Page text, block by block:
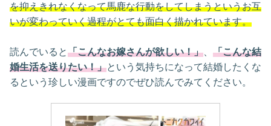
を抑えきれなくなって馬鹿な行動をしてしまうというお互
いが変わっていく過程がとても面白く描かれています。
読んでいると「こんなお嫁さんが欲しい！」
「こんな結
婚生活を送りたい！」という気持ちになって結婚したくな
るという珍しい漫画ですのでぜひ読んでみてください。